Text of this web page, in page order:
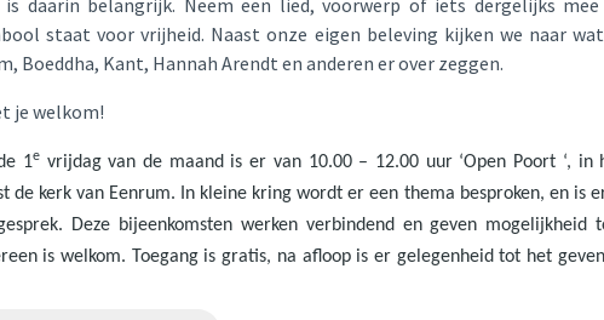
daarin belangrijk. Neem een lied, voorwerp of iets dergelijks
staat voor vrijheid. Naast onze eigen beleving kijken we naar
Boeddha, Kant, Hannah Arendt en anderen er over zeggen.
je welkom!
1evrijdag van de maand is er van 10.00 – 12.00 uur ‘Open Poort ‘, in
de kerk van Eenrum. In kleine kring wordt er een thema besproken, en is
Deze bijeenkomsten werken verbindend en geven mogelijkheid
is welkom. Toegang is gratis, na afloop is er gelegenheid tot het